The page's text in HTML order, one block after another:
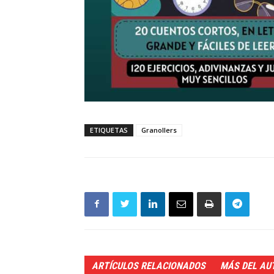
ETIQUETAS Granollers
ARTÍCULOS RELACIONADOS MÁS DEL